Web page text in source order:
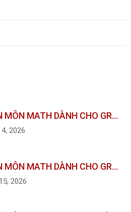
MÔN MATH DÀNH CHO GR…
2026
MÔN MATH DÀNH CHO GR…
2026